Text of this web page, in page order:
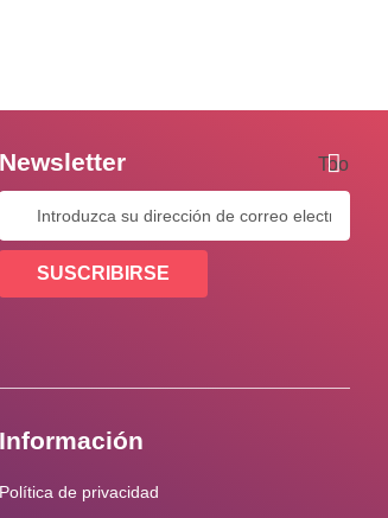
Newsletter Tooltip
SUSCRIBIRSE
Información
Política de privacidad